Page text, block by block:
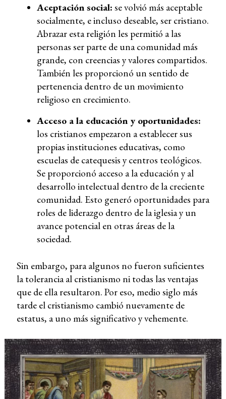
Aceptación social: se volvió más aceptable
socialmente, e incluso deseable, ser cristiano.
Abrazar esta religión les permitió a las
personas ser parte de una comunidad más
grande, con creencias y valores compartidos.
También les proporcionó un sentido de
pertenencia dentro de un movimiento
religioso en crecimiento.
Acceso a la educación y oportunidades:
los cristianos empezaron a establecer sus
propias instituciones educativas, como
escuelas de catequesis y centros teológicos.
Se proporcionó acceso a la educación y al
desarrollo intelectual dentro de la creciente
comunidad. Esto generó oportunidades para
roles de liderazgo dentro de la iglesia y un
avance potencial en otras áreas de la
sociedad.
Sin embargo, para algunos no fueron suficientes
la tolerancia al cristianismo ni todas las ventajas
que de ella resultaron. Por eso, medio siglo más
tarde el cristianismo cambió nuevamente de
estatus, a uno más significativo y vehemente.